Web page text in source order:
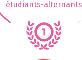
étudiants-alternants